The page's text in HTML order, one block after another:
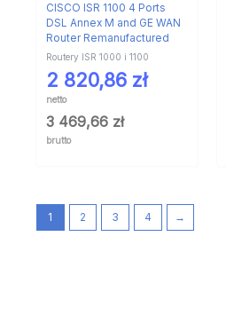
CISCO ISR 1100 4 Ports
DSL Annex M and GE WAN
Router Remanufactured
Routery ISR 1000 i 1100
2 820,86 zł
netto
3 469,66 zł
brutto
1 2 3 4 →